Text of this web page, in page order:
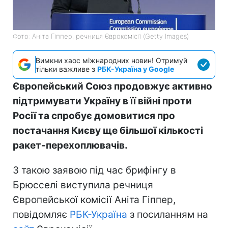
Фото: Аніта Гіппер, речниця Єврокомісії (Getty Images)
Вимкни хаос міжнародних новин! Отримуй
тільки важливе з РБК-Україна у Google
Європейський Союз продовжує активно
підтримувати Україну в її війні проти
Росії та спробує домовитися про
постачання Києву ще більшої кількості
ракет-перехоплювачів.
З такою заявою під час брифінгу в
Брюсселі виступила речниця
Європейської комісії Аніта Гіппер,
повідомляє РБК-Україна з посиланням на